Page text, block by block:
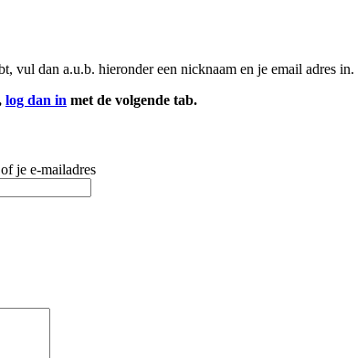
vul dan a.u.b. hieronder een nicknaam en je email adres in.
log dan in met de volgende tab.
je e-mailadres